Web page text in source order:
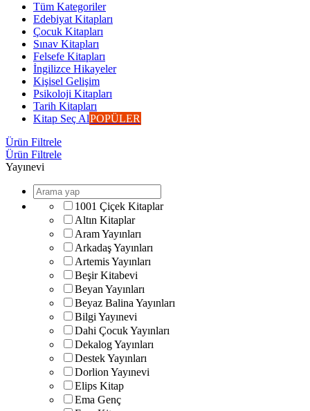
Tüm Kategoriler
Edebiyat Kitapları
Çocuk Kitapları
Sınav Kitapları
Felsefe Kitapları
İngilizce Hikayeler
Kişisel Gelişim
Psikoloji Kitapları
Tarih Kitapları
Kitap Seç AlPOPÜLER
Ürün Filtrele
Ürün Filtrele
Yayınevi
1001 Çiçek Kitaplar
Altın Kitaplar
Aram Yayınları
Arkadaş Yayınları
Artemis Yayınları
Beşir Kitabevi
Beyan Yayınları
Beyaz Balina Yayınları
Bilgi Yayınevi
Dahi Çocuk Yayınları
Dekalog Yayınları
Destek Yayınları
Dorlion Yayınevi
Elips Kitap
Ema Genç